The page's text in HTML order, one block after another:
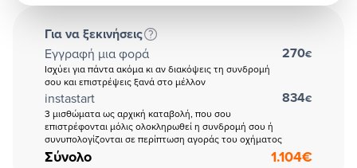
Για να ξεκινήσεις
Εγγραφή μια φορά
Ισχύει για πάντα ακόμα κι αν διακόψεις τη συνδρομή
σου και επιστρέψεις ξανά στο μέλλον
270€
instastart
3 μισθώματα ως αρχική καταβολή, που σου
επιστρέφονται μόλις ολοκληρωθεί η συνδρομή σου ή
συνυπολογίζονται σε περίπτωση αγοράς του οχήματος
834€
Σύνολο 1.104€